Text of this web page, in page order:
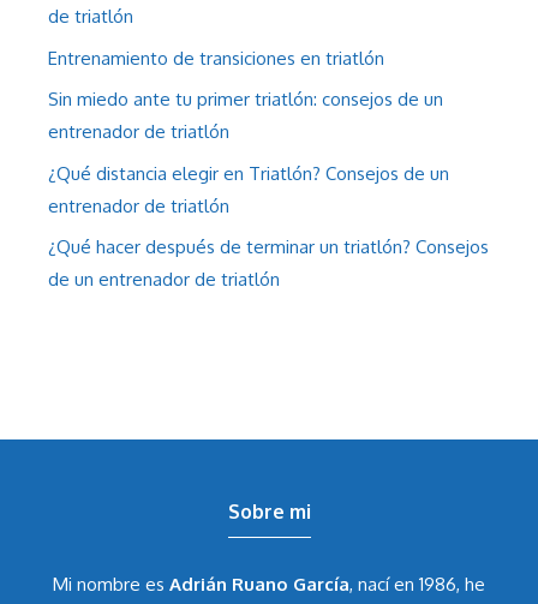
de triatlón
Entrenamiento de transiciones en triatlón
Sin miedo ante tu primer triatlón: consejos de un
entrenador de triatlón
¿Qué distancia elegir en Triatlón? Consejos de un
entrenador de triatlón
¿Qué hacer después de terminar un triatlón? Consejos
de un entrenador de triatlón
Sobre mi
Mi nombre es Adrián Ruano García, nací en 1986, he